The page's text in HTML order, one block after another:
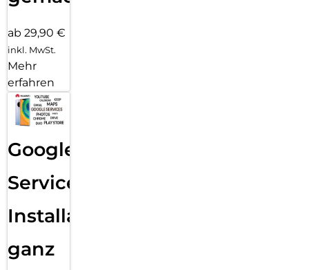
ab 29,90 €
inkl. MwSt.
Mehr
erfahren
Google
Services
Installation
ganz